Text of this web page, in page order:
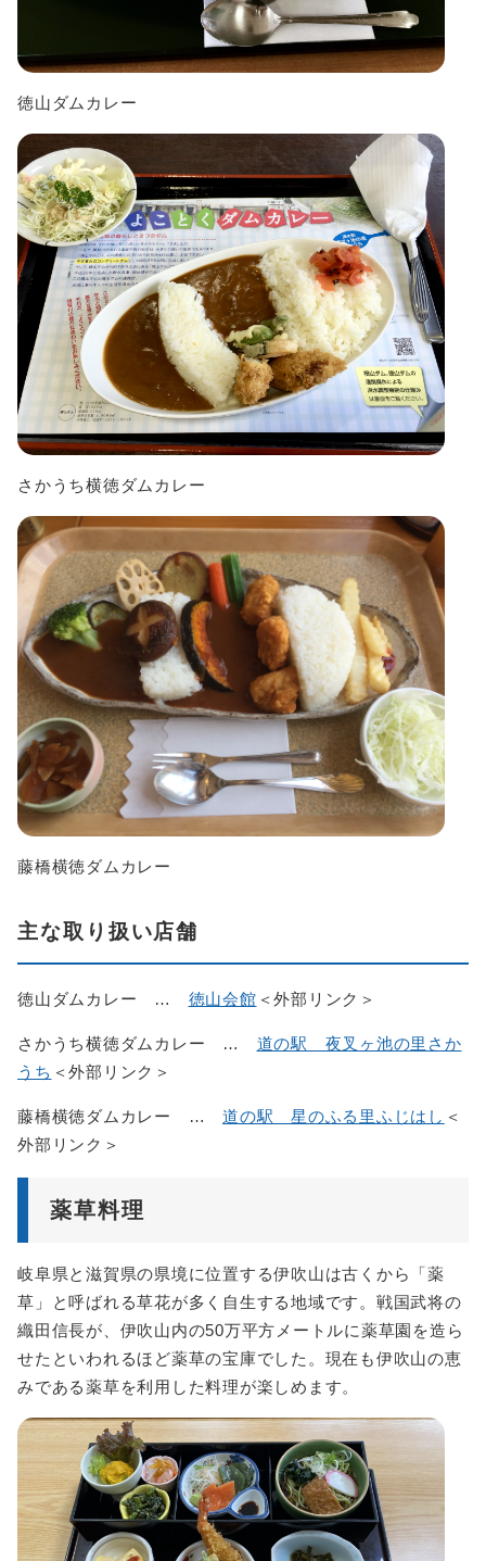
徳山ダムカレー
さかうち横徳ダムカレー
藤橋横徳ダムカレー
主な取り扱い店舗
徳山ダムカレー … 徳山会館 ＜外部リンク＞
さかうち横徳ダムカレー … 道の駅 夜叉ヶ池の里さか
うち ＜外部リンク＞
藤橋横徳ダムカレー … 道の駅 星のふる里ふじはし ＜
外部リンク＞
薬草料理
岐阜県と滋賀県の県境に位置する伊吹山は古くから「薬
草」と呼ばれる草花が多く自生する地域です。戦国武将の
織田信長が、伊吹山内の50万平方メートルに薬草園を造ら
せたといわれるほど薬草の宝庫でした。現在も伊吹山の恵
みである薬草を利用した料理が楽しめます。